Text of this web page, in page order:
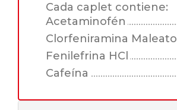
Cada caplet contiene:
Acetaminofén
Clorfeniramina Maleato
Fenilefrina HCl
Cafeína